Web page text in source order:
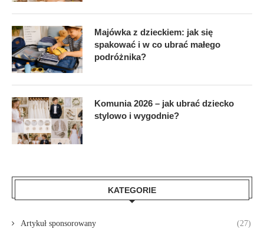
Majówka z dzieckiem: jak się
spakować i w co ubrać małego
podróżnika?
Komunia 2026 – jak ubrać dziecko
stylowo i wygodnie?
KATEGORIE
Artykuł sponsorowany (27)